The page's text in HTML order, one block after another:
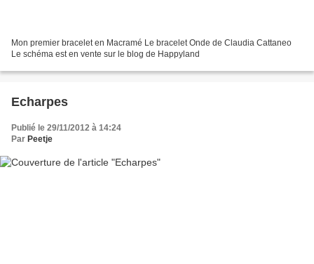
Mon premier bracelet en Macramé Le bracelet Onde de Claudia Cattaneo
Le schéma est en vente sur le blog de Happyland
Echarpes
Publié le 29/11/2012 à 14:24
Par Peetje